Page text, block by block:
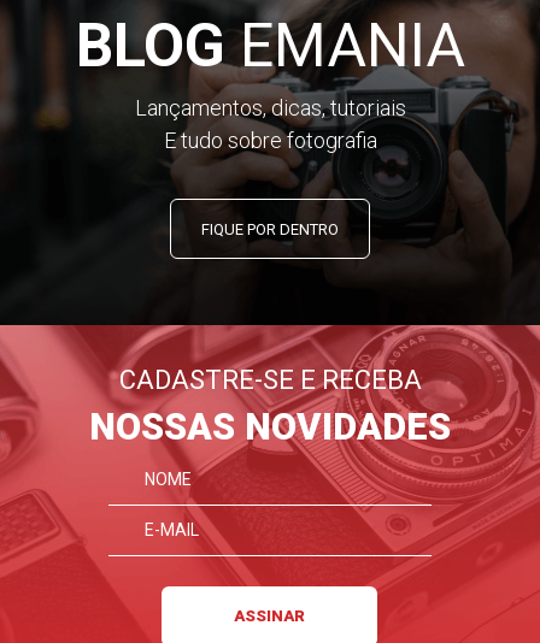
BLOGEMANIA
Lançamentos, dicas, tutoriais
E tudo sobre fotografia
FIQUE POR DENTRO
CADASTRE-SE E RECEBA
NOSSAS NOVIDADES